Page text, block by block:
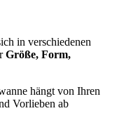
in verschiedenen
Größe, Form,
hängt von Ihren
Vorlieben ab